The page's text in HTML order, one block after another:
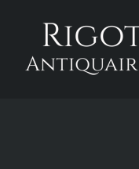
contenu